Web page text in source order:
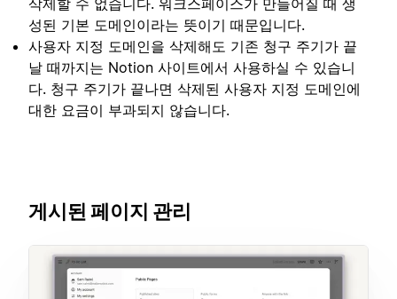
성된 기본 도메인이라는 뜻이기 때문입니다.
사용자 지정 도메인을 삭제해도 기존 청구 주기가 끝
날 때까지는 Notion 사이트에서 사용하실 수 있습니
다. 청구 주기가 끝나면 삭제된 사용자 지정 도메인에
대한 요금이 부과되지 않습니다.
게시된 페이지 관리